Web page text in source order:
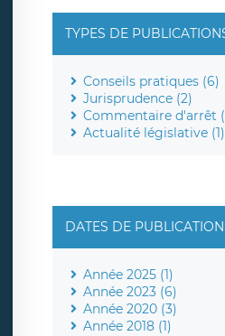
TYPES DE
Conseils pratiques (6)
Jurisprudence (2)
Commentaire d'arrêt
Actualité législative (1)
DATES DE
Année 2025 (1)
Année 2023 (6)
Année 2020 (3)
Année 2018 (1)